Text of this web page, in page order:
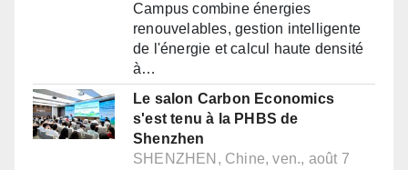
Campus combine énergies
renouvelables, gestion intelligente
de l'énergie et calcul haute densité
à…
Le salon Carbon Economics
s'est tenu à la PHBS de
Shenzhen
SHENZHEN, Chine, ven., août 7